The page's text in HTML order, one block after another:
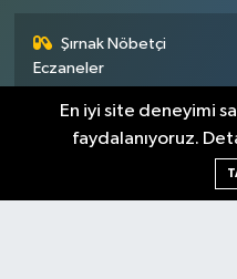
Şırnak Nöbetçi
Eczaneler
Şirnak Namaz Vakitleri
En iyi site deneyimi
faydalanıyoruz.